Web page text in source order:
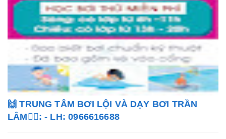
🙌 TRUNG TÂM BƠI LỘI VÀ DẠY BƠI TRẦN
LÂM🏊‍♂️: - LH: 0966616688